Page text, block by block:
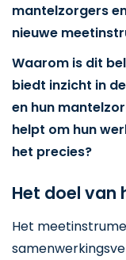
mantelzorgers
nieuwe
Waarom is dit
biedt inzicht in
en hun
helpt om hun
het precies?
Het doel van
Het